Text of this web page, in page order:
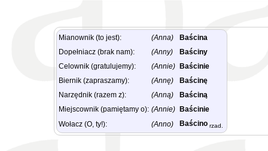
Mianownik (to jest): (Anna)
Baścina
Dopełniacz (brak nam):
(Anny)
Baściny
Celownik (gratulujemy):
(Annie)
Baścinie
Biernik (zapraszamy):
(Annę)
Baścinę
Narzędnik (razem z):
(Anną)
Baściną
Miejscownik (pamiętamy o): (Annie)
Baścinie
Wołacz (O, ty!):
(Anno) Baścino rzad.